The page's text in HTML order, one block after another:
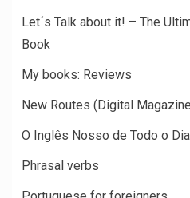
Let´s Talk about it! – The
Book
My books: Reviews
New Routes (Digital
O Inglês Nosso de Todo o Dia
Phrasal verbs